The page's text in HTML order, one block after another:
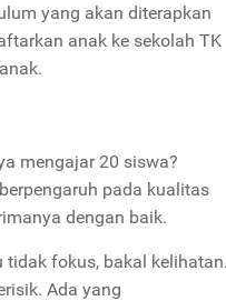
yang akan diterapkan
anak ke sekolah TK
mengajar 20 siswa?
pada kualitas
dengan baik.
tidak fokus, bakal kelihatan.
Ada yang